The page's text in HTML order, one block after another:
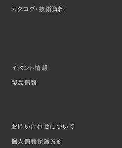
カタログ・技術資料
イベント情報
製品情報
お問い合わせについて
個人情報保護方針